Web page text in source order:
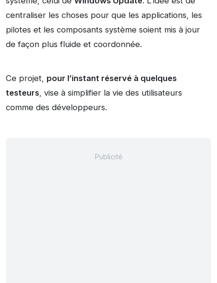
centraliser les choses pour que les applications, les
pilotes et les composants système soient mis à jour
de façon plus fluide et coordonnée.
Ce projet, pour l’instant réservé à quelques
testeurs, vise à simplifier la vie des utilisateurs
comme des développeurs.